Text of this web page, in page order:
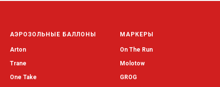
АЭРОЗОЛЬНЫЕ БАЛЛОНЫ
Arton
Trane
One Take
МАРКЕРЫ
On The Run
Molotow
GROG